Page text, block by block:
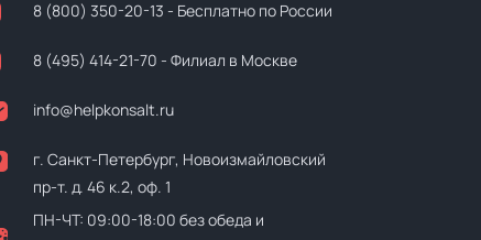
8 (800) 350-20-13 - Бесплатно по России
8 (495) 414-21-70 - Филиал в Москве
info@helpkonsalt.ru
г. Санкт-Петербург, Новоизмайловский
пр-т. д. 46 к.2, оф. 1
ПН-ЧТ: 09:00-18:00 без обеда и